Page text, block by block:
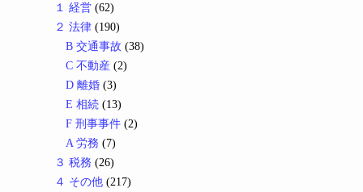
１ 経営 (62)
２ 法律 (190)
B 交通事故 (38)
C 不動産 (2)
D 離婚 (3)
E 相続 (13)
F 刑事事件 (2)
A 労務 (7)
３ 税務 (26)
４ その他 (217)